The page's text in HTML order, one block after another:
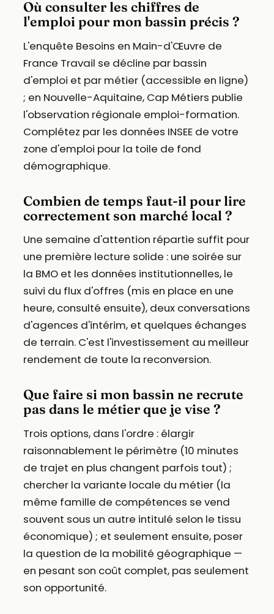
Où consulter les chiffres de
l'emploi pour mon bassin précis ?
L'enquête Besoins en Main-d'Œuvre de
France Travail se décline par bassin
d'emploi et par métier (accessible en ligne)
; en Nouvelle-Aquitaine, Cap Métiers publie
l'observation régionale emploi-formation.
Complétez par les données INSEE de votre
zone d'emploi pour la toile de fond
démographique.
Combien de temps faut-il pour lire
correctement son marché local ?
Une semaine d'attention répartie suffit pour
une première lecture solide : une soirée sur
la BMO et les données institutionnelles, le
suivi du flux d'offres (mis en place en une
heure, consulté ensuite), deux conversations
d'agences d'intérim, et quelques échanges
de terrain. C'est l'investissement au meilleur
rendement de toute la reconversion.
Que faire si mon bassin ne recrute
pas dans le métier que je vise ?
Trois options, dans l'ordre : élargir
raisonnablement le périmètre (10 minutes
de trajet en plus changent parfois tout) ;
chercher la variante locale du métier (la
même famille de compétences se vend
souvent sous un autre intitulé selon le tissu
économique) ; et seulement ensuite, poser
la question de la mobilité géographique —
en pesant son coût complet, pas seulement
son opportunité.